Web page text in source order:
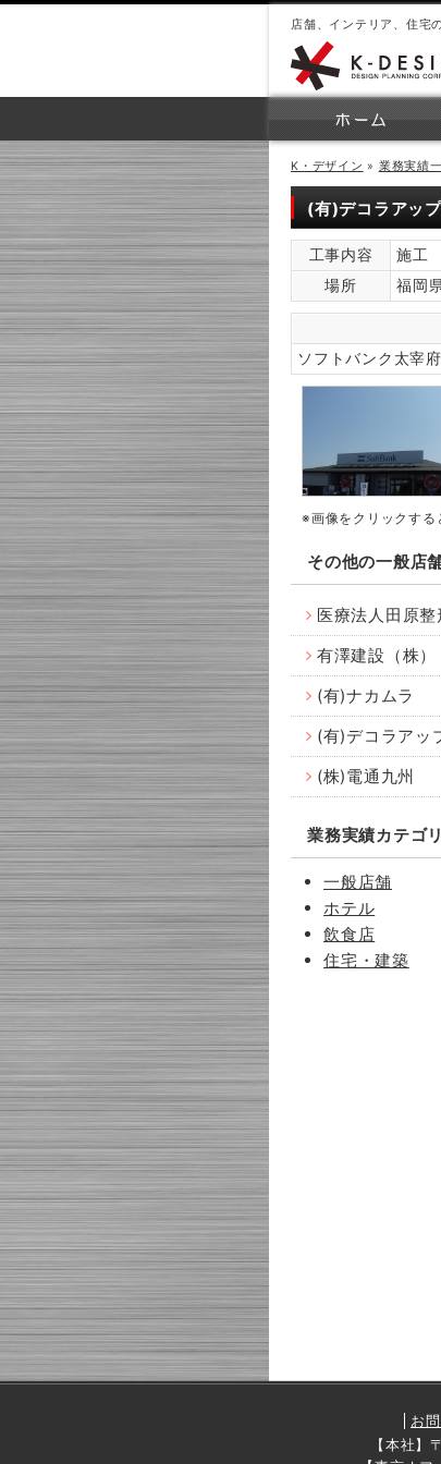
店舗、インテリア、住宅
K・デザイン » 業務実績
(有)デコラアップ
工事内容 施工
場所
福岡
ソフトバンク太宰
※画像をクリックする
その他の一般店
医療法人田原
有澤建設（株）
(有)ナカムラ
(有)デコラアッ
(株)電通九州
業務実績カテゴ
一般店舗
ホテル
飲食店
住宅・建築
お
【本社